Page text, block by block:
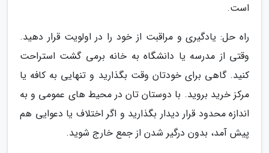
است.
راه حل: یادگیری و مراقبت از خود را در اولویت قرار دهید.
وقتی از مدرسه یا دانشگاه به خانه برمی گشت استراحت
کنید. گاهی برای خودتان وقت بگذارید و تنهایی به کافه یا
مرکز خرید بروید. با دوستان تان در محیط های عمومی و به
اندازه محدود قرار دیدار بگذارید و اگر اختلاف یا دعوایی هم
پیش آمد، بدون درگیر شدن از جمع خارج شوید.